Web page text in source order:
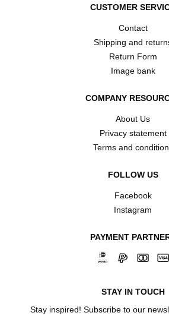
CUSTOMER
Contact
Shipping and
Return Form
Image bank
COMPANY
About Us
Privacy statement
Terms and
FOLLOW US
Facebook
Instagram
PAYMENT
STAY IN TOUCH
Stay inspired! Subscribe to our